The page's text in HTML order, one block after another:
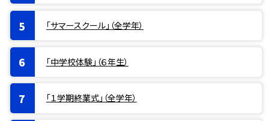
「サマースクール」（全学年）
「中学校体験」（６年生）
「１学期終業式」（全学年）